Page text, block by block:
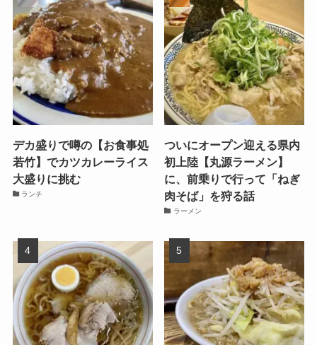
デカ盛りで噂の【お食事処
若竹】でカツカレーライス
大盛りに挑む
ランチ
ついにオープン迎える県内
初上陸【丸源ラーメン】
に、前乗りで行って「ねぎ
肉そば」を狩る話
ラーメン